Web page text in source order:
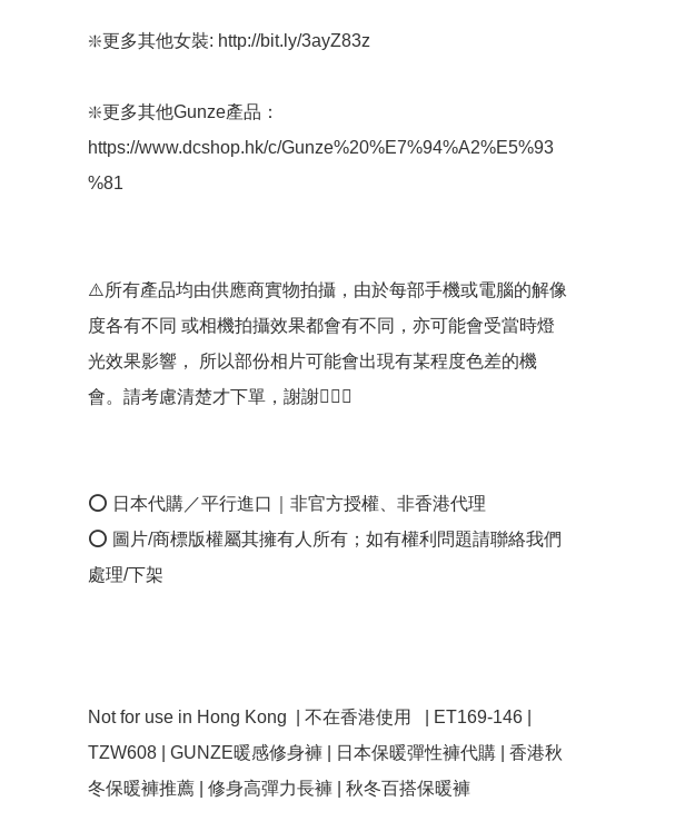
❇️更多其他女裝: http://bit.ly/3ayZ83z
❇️更多其他Gunze產品：
https://www.dcshop.hk/c/Gunze%20%E7%94%A2%E5%93
%81
⚠️所有產品均由供應商實物拍攝，由於每部手機或電腦的解像
度各有不同 或相機拍攝效果都會有不同，亦可能會受當時燈
光效果影響， 所以部份相片可能會出現有某程度色差的機
會。請考慮清楚才下單，謝謝🙇🏼‍♀️
⭕ 日本代購／平行進口｜非官方授權、非香港代理
⭕ 圖片/商標版權屬其擁有人所有；如有權利問題請聯絡我們
處理/下架
Not for use in Hong Kong  | 不在香港使用   | ET169-146 |
TZW608 | GUNZE暖感修身褲 | 日本保暖彈性褲代購 | 香港秋
冬保暖褲推薦 | 修身高彈力長褲 | 秋冬百搭保暖褲